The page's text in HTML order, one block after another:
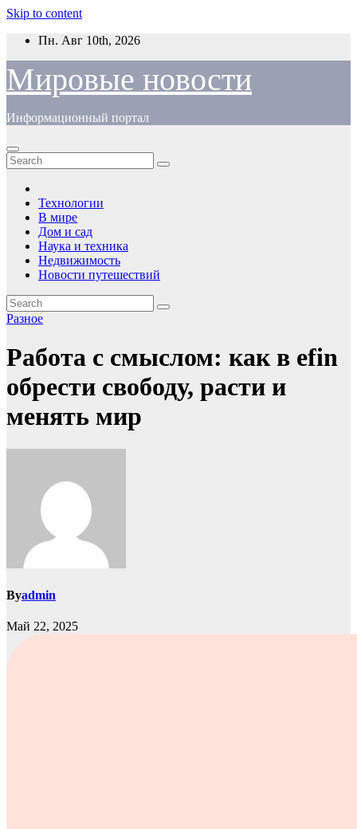
Skip to content
Пн. Авг 10th, 2026
Мировые новости
Информационный портал
Технологии
В мире
Дом и сад
Наука и техника
Недвижимость
Новости путешествий
Разное
Работа с смыслом: как в efin
обрести свободу, расти и
менять мир
Byadmin
Май 22, 2025